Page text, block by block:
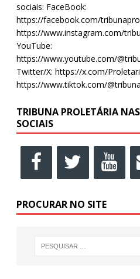
sociais: FaceBook:
https://facebook.com/
https://www.instagram.com/
YouTube:
https://www.youtube.com/
Twitter/X: https://x.com/
https://www.tiktok.com/
TRIBUNA PROLETÁRIA NAS
SOCIAIS
PROCURAR NO SITE